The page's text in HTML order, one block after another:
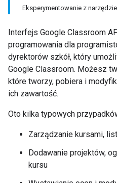
Eksperymentowanie z
Interfejs Google Classroom
programowania dla
dyrektorów szkół, który
Google Classroom. Możesz
które tworzy, pobiera i
ich zawartość.
Oto kilka typowych
Zarządzanie kursami,
Dodawanie projektów,
kursu